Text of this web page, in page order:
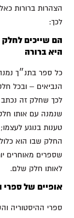
הצהרות ברורות
לכך:
הם שייכים
היא ברורה
כל ספר בתנ״ך
הנביאים – ובכל
לכך שחלק זה
שנמנה עם אותו
טענות בנוגע
החלק שבו הוא
שספרים מאוחרים
לאותו חלק שלם.
אופיים של ספרי
ספרי ההיסטוריה